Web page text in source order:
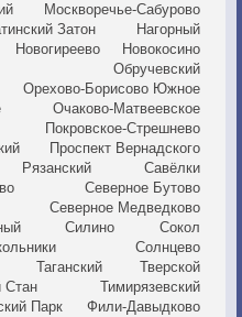
Москворечье-Сабурово
Затон
Нагорный
Новогиреево
Новокосино
Обручевский
Орехово-Борисово Южное
Очаково-Матвеевское
Покровское-Стрешнево
Проспект Вернадского
Рязанский
Савёлки
Северное Бутово
Северное Медведково
Силино
Сокол
Солнцево
Таганский
Тверской
Стан
Тимирязевский
Парк
Фили-Давыдково